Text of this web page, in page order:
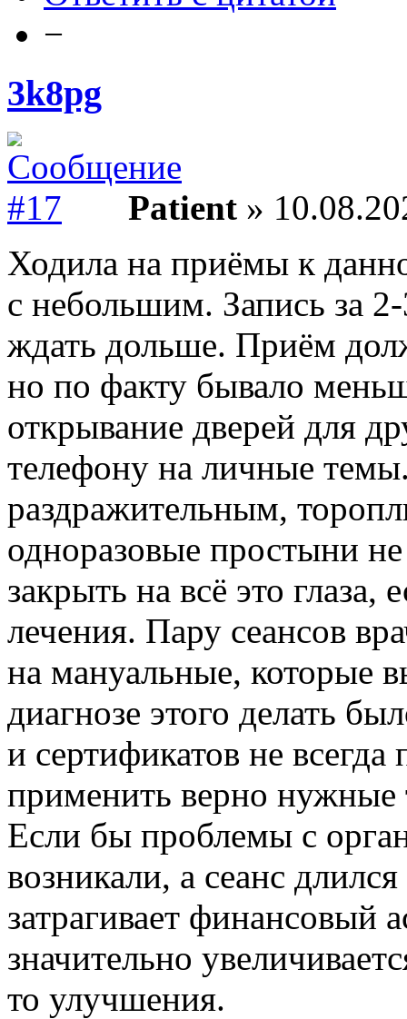
−
3k8pg
Patient »
Ходила на приёмы к
с небольшим. Запись за
ждать дольше. Приём
но по факту бывало
открывание дверей для
телефону на личные
раздражительным,
одноразовые простыни
закрыть на всё это глаза,
лечения. Пару сеансов
на мануальные, которые
диагнозе этого делать
и сертификатов не всегда
применить верно нужные
Если бы проблемы с
возникали, а сеанс
затрагивает финансовый
значительно
то улучшения.